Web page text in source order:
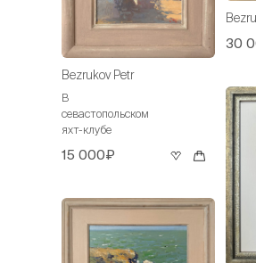
Bezrukov Petr
В
севастопольском
яхт-клубе
15 000₽
30